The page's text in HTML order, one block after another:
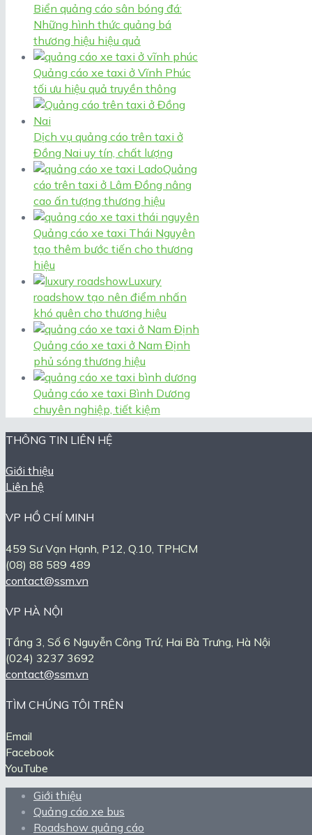
Biển quảng cáo sân bóng đá:
Những hình thức quảng bá
thương hiệu hiệu quả
Quảng cáo xe taxi ở Vĩnh Phúc
tối ưu hiệu quả truyền thông
Dịch vụ quảng cáo trên taxi ở
Đồng Nai uy tín, chất lượng
Quảng
cáo trên taxi ở Lâm Đồng nâng
cao ấn tượng thương hiệu
Quảng cáo xe taxi Thái Nguyên
tạo thêm bước tiến cho thương
hiệu
Luxury
roadshow tạo nên điểm nhấn
khó quên cho thương hiệu
Quảng cáo xe taxi ở Nam Định
phủ sóng thương hiệu
Quảng cáo xe taxi Bình Dương
chuyên nghiệp, tiết kiệm
THÔNG TIN LIÊN HỆ
Giới thiệu
Liên hệ
VP HỒ CHÍ MINH
459 Sư Vạn Hạnh, P12, Q.10, TPHCM
(08) 88 589 489
contact@ssm.vn
VP HÀ NỘI
Tầng 3, Số 6 Nguyễn Công Trứ, Hai Bà Trưng, Hà Nội
(024) 3237 3692
contact@ssm.vn
TÌM CHÚNG TÔI TRÊN
Email
Facebook
YouTube
Giới thiệu
Quảng cáo xe bus
Roadshow quảng cáo